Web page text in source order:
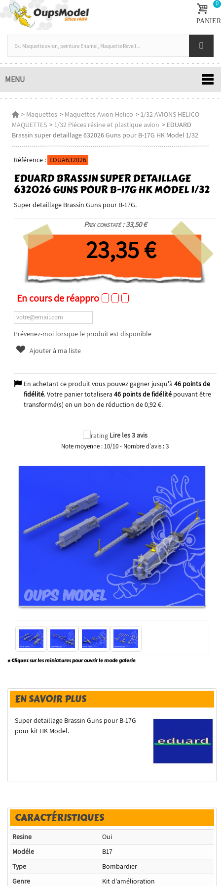
0
PANIER
MENU
> Maquettes > Maquettes Avion Helico >1/32 AVIONS HELICO
MAQUETTES >1/32 Piéces résine et plastique avion > EDUARD
Brassin super detaillage 632026 Guns pour B-17G HK Model 1/32
Référence : EDUA632026
EDUARD BRASSIN SUPER DETAILLAGE
632026 GUNS POUR B-17G HK MODEL 1/32
Super detaillage Brassin Guns pour B-17G.
Prix constaté : 33,50 €
23,35 €
En cours de réappro
Prévenez-moi lorsque le produit est disponible
Ajouter à ma liste
En achetant ce produit vous pouvez gagner jusqu'à 46points de
fidélité. Votre panier totalisera 46points de fidélitépouvant être
transformé(s) en un bon de réduction de0,92 €.
Lire les 3 avis
Note moyenne :10/10- Nombre d'avis :3
* Cliquez sur les miniatures pour ouvrir le mode galerie
EN SAVOIR PLUS
Super detaillage Brassin Guns pour B-17G
pour kit HK Model.
CARACTÉRISTIQUES
Resine
Oui
Modéle
B17
Type
Bombardier
Genre
Kit d'amélioration